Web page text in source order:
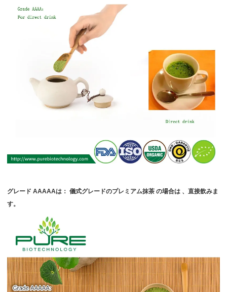
グレード AAAAAは： 儀式グレードのプレミアム抹茶 の場合は 、直接飲みま
す。